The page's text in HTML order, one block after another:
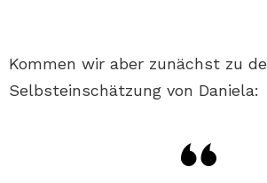
Kommen wir aber zunächst zu
Selbsteinschätzung von Daniela: